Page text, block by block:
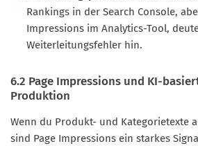
Rankings in der Search Console,
Impressions im Analytics-Tool,
Weiterleitungsfehler hin.
6.2 Page Impressions und KI-
Produktion
Wenn du Produkt- und Kategorietexte
sind Page Impressions ein starkes